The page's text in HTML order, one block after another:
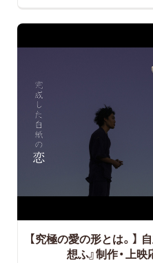
【究極の愛の形とは。】
想ふ』制作・上